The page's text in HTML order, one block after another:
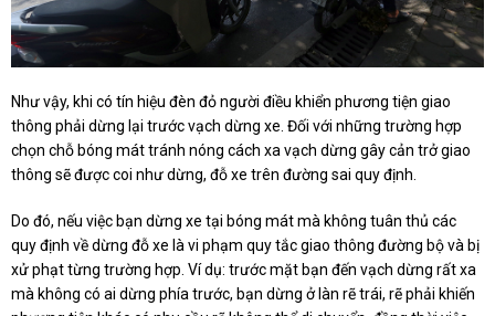
Như vậy, khi có tín hiệu đèn đỏ người điều khiển phương tiện giao
thông phải dừng lại trước vạch dừng xe. Đối với những trường hợp
chọn chỗ bóng mát tránh nóng cách xa vạch dừng gây cản trở giao
thông sẽ được coi như dừng, đỗ xe trên đường sai quy định.
Do đó, nếu việc bạn dừng xe tại bóng mát mà không tuân thủ các
quy định về dừng đỗ xe là vi phạm quy tắc giao thông đường bộ và bị
xử phạt từng trường hợp. Ví dụ: trước mặt bạn đến vạch dừng rất xa
mà không có ai dừng phía trước, bạn dừng ở làn rẽ trái, rẽ phải khiến